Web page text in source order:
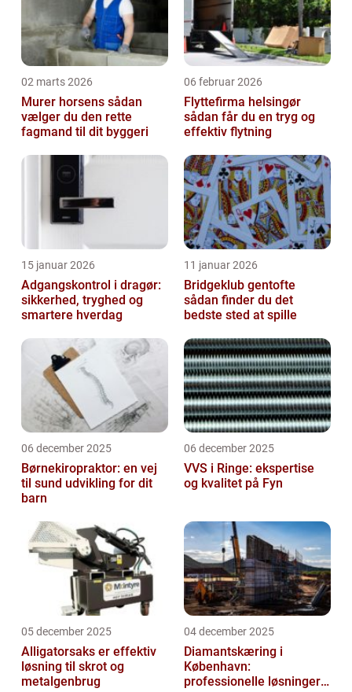
02 marts 2026
Murer horsens sådan
vælger du den rette
fagmand til dit byggeri
06 februar 2026
Flyttefirma helsingør
sådan får du en tryg og
effektiv flytning
15 januar 2026
Adgangskontrol i dragør:
sikkerhed, tryghed og
smartere hverdag
11 januar 2026
Bridgeklub gentofte
sådan finder du det
bedste sted at spille
06 december 2025
Børnekiropraktor: en vej
til sund udvikling for dit
barn
06 december 2025
VVS i Ringe: ekspertise
og kvalitet på Fyn
05 december 2025
Alligatorsaks er effektiv
løsning til skrot og
metalgenbrug
04 december 2025
Diamantskæring i
København:
professionelle løsninger